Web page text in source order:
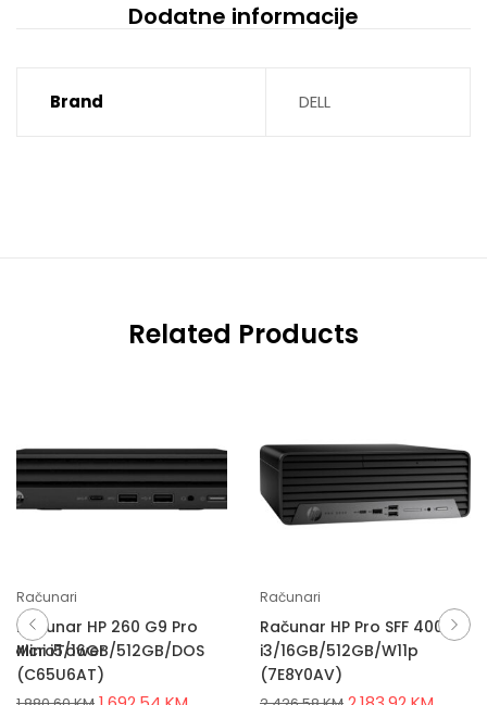
Dodatne informacije
Brand DELL
Related Products
Računari
Računar HP 260 G9 Pro
Mini i5/16GB/512GB/DOS
(C65U6AT)
Računari
Računar HP Pro SFF 400 G9
i3/16GB/512GB/W11p
(7E8Y0AV)